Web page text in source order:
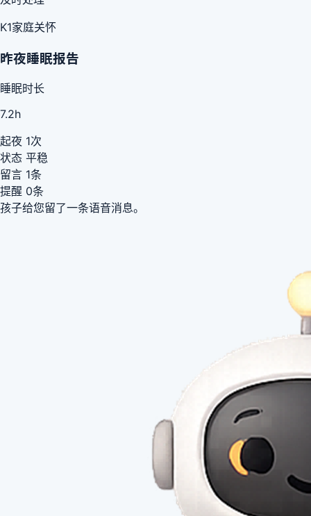
K1家庭关怀
昨夜睡眠报告
睡眠时长
7.2h
起夜 1次
状态 平稳
留言 1条
提醒 0条
孩子给您留了一条语音消息。